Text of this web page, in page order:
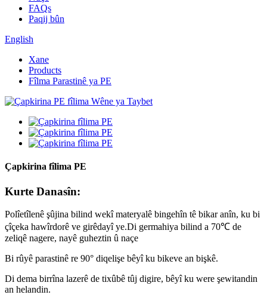
FAQs
Paqij bûn
English
Xane
Products
Fîlma Parastinê ya PE
Çapkirina fîlima PE
Kurte Danasîn:
Polîetîlenê şûjina bilind wekî materyalê bingehîn tê bikar anîn, ku bi
çîçeka hawîrdorê ve girêdayî ye.Di germahiya bilind a 70℃ de
zeliqê nagere, nayê guheztin û naçe
Bi rûyê parastinê re 90° diqelişe bêyî ku bikeve an bişkê.
Di dema birrîna lazerê de tixûbê tûj digire, bêyî ku were şewitandin
an helandin.